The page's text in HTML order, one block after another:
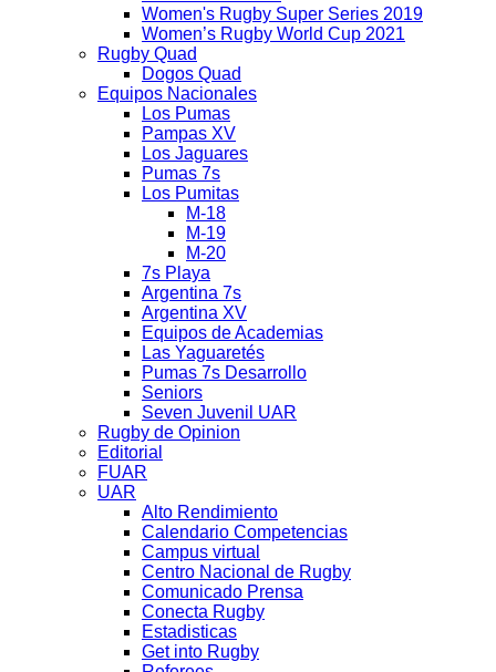
Women's Rugby Super Series 2019
Women’s Rugby World Cup 2021
Rugby Quad
Dogos Quad
Equipos Nacionales
Los Pumas
Pampas XV
Los Jaguares
Pumas 7s
Los Pumitas
M-18
M-19
M-20
7s Playa
Argentina 7s
Argentina XV
Equipos de Academias
Las Yaguaretés
Pumas 7s Desarrollo
Seniors
Seven Juvenil UAR
Rugby de Opinion
Editorial
FUAR
UAR
Alto Rendimiento
Calendario Competencias
Campus virtual
Centro Nacional de Rugby
Comunicado Prensa
Conecta Rugby
Estadisticas
Get into Rugby